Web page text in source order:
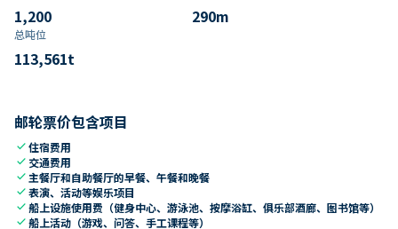
1,200 290m
总吨位
113,561t
邮轮票价包含项目
check住宿费用
check 交通费用
check 主餐厅和自助餐厅的早餐、午餐和晚餐
check表演、活动等娱乐项目
check船上设施使用费（健身中心、游泳池、按摩浴缸、俱乐部酒廊、图书馆等）
check船上活动（游戏、问答、手工课程等）